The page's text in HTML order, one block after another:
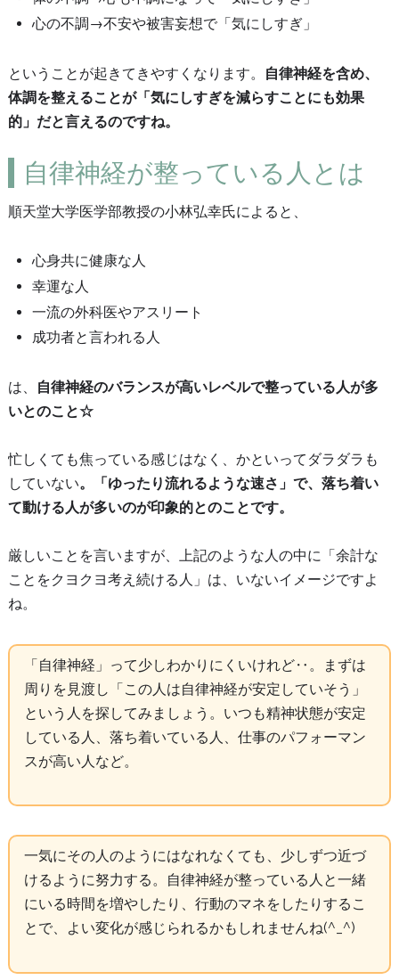
心の不調→不安や被害妄想で「気にしすぎ」
ということが起きてきやすくなります。
自律神経を含め、
体調を整えることが「気にしすぎを減らすことにも効果
的」だと言えるのですね。
自律神経が整っている人とは
順天堂大学医学部教授の小林弘幸氏によると、
心身共に健康な人
幸運な人
一流の外科医やアスリート
成功者と言われる人
は、
自律神経のバランスが高いレベルで整っている人が多
いとのこと☆
忙しくても焦っている感じはなく、かといってダラダラも
していない。「ゆったり流れるような速さ」で、落ち着い
て動ける人が多いのが印象的とのことです。
厳しいことを言いますが、上記のような人の中に「余計な
ことをクヨクヨ考え続ける人」は、いないイメージですよ
ね。
「自律神経」って少しわかりにくいけれど‥。まずは
周りを見渡し「この人は自律神経が安定していそう」
という人を探してみましょう。いつも精神状態が安定
している人、落ち着いている人、仕事のパフォーマン
スが高い人など。
一気にその人のようにはなれなくても、少しずつ近づ
けるように努力する。自律神経が整っている人と一緒
にいる時間を増やしたり、行動のマネをしたりするこ
とで、よい変化が感じられるかもしれませんね(^_^)